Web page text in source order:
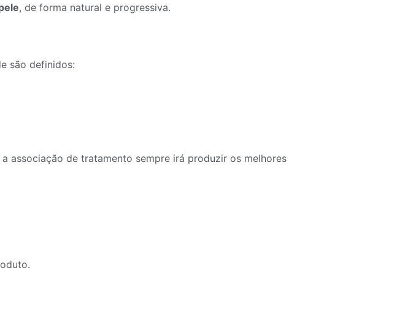
, de forma natural e progressiva.
são definidos:
associação de tratamento sempre irá produzir os melhores